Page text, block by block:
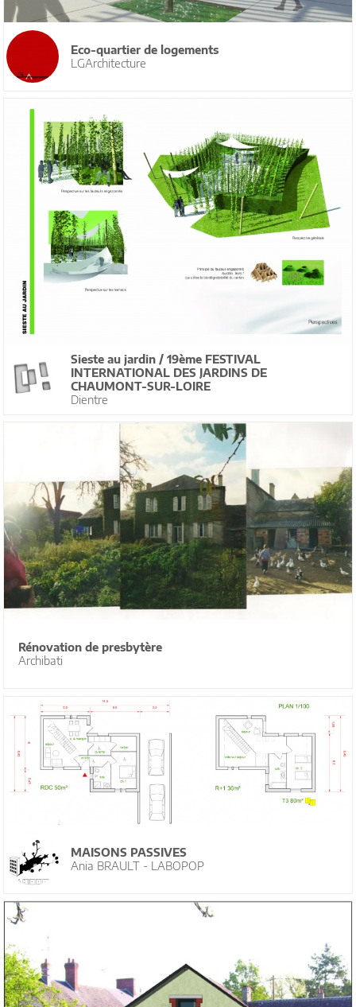
Eco-quartier de logements
LGArchitecture
Sieste au jardin / 19ème FESTIVAL
INTERNATIONAL DES JARDINS DE
CHAUMONT-SUR-LOIRE
Dientre
Rénovation de presbytère
Archibati
MAISONS PASSIVES
Ania BRAULT - LABOPOP